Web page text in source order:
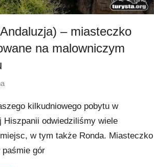
– miasteczko
na malowniczym
kilkudniowego pobytu w
Hiszpanii odwiedziliśmy wiele
w tym także Ronda. Miasteczko
paśmie gór